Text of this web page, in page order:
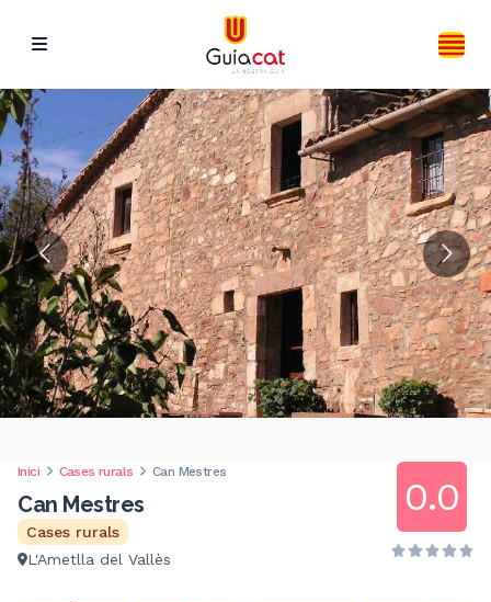
Inici Cases rurals Can Mestres
Can Mestres
Cases rurals
L'Ametlla del Vallès
0.0